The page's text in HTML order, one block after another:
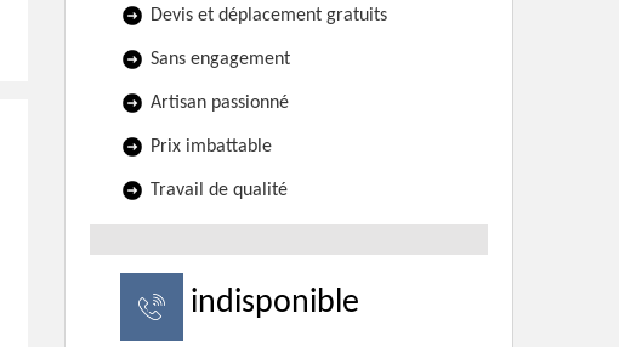
Devis et déplacement gratuits
Sans engagement
Artisan passionné
Prix imbattable
Travail de qualité
indisponible